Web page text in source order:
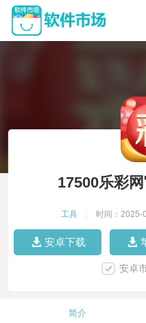
17500乐彩
工具 时间：2025-
安卓下载
安卓
简介